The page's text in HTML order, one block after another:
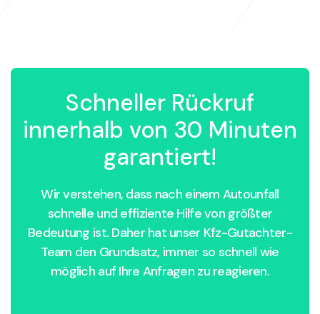
Schneller Rückruf
innerhalb von 30 Minuten
garantiert!
Wir verstehen, dass nach einem Autounfall
schnelle und effiziente Hilfe von größter
Bedeutung ist. Daher hat unser Kfz-Gutachter-
Team den Grundsatz, immer so schnell wie
möglich auf Ihre Anfragen zu reagieren.